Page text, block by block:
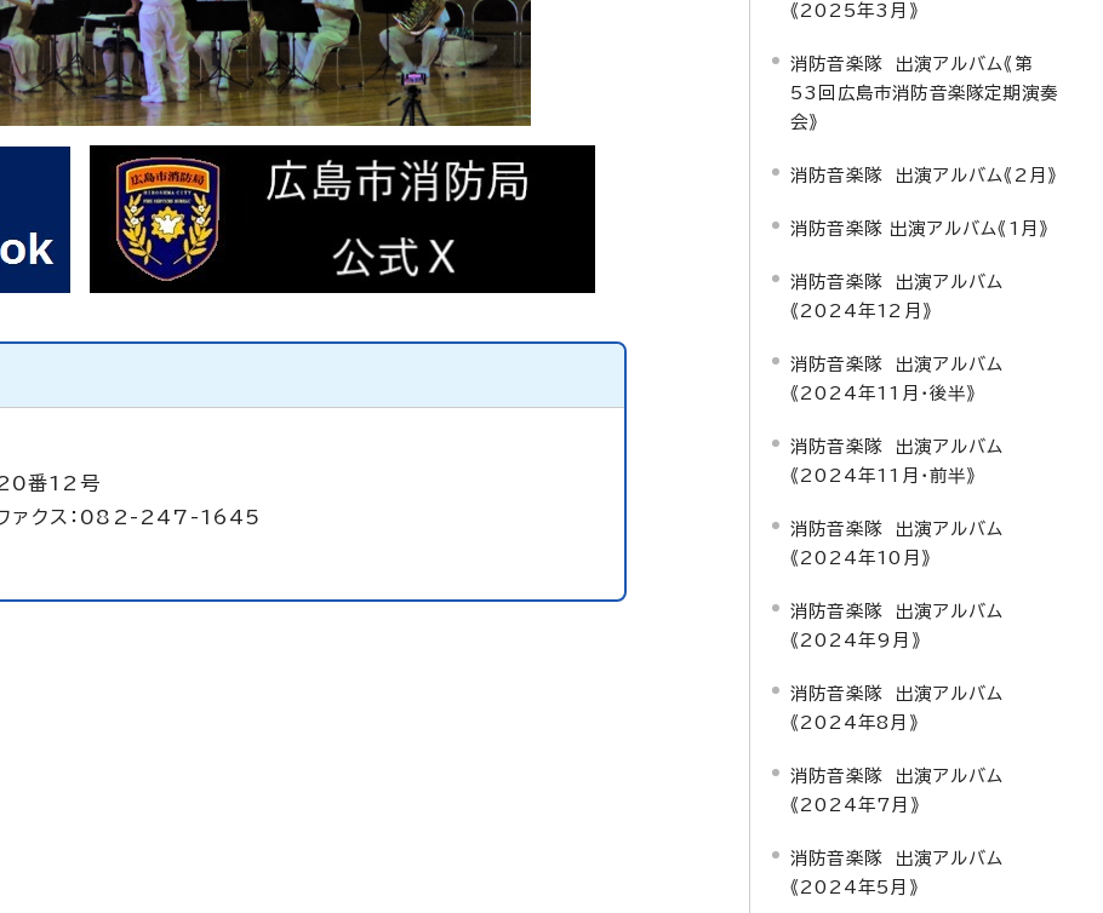
番12号
ァクス：082-247-1645
《2025年3月》
消防音楽隊 出演アルバム《第
53回広島市消防音楽隊定期演奏
会》
消防音楽隊 出演アルバム《2月》
消防音楽隊 出演アルバム《1月》
消防音楽隊 出演アルバム
《2024年12月》
消防音楽隊 出演アルバム
《2024年11月・後半》
消防音楽隊 出演アルバム
《2024年11月・前半》
消防音楽隊 出演アルバム
《2024年10月》
消防音楽隊 出演アルバム
《2024年9月》
消防音楽隊 出演アルバム
《2024年8月》
消防音楽隊 出演アルバム
《2024年7月》
消防音楽隊 出演アルバム
《2024年5月》